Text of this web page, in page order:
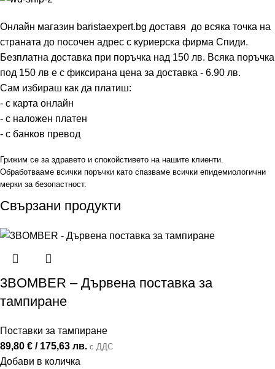
Онлайн магазин baristaexpert.bg доставя до всяка точка на
страната до посочен адрес с куриерска фирма Спиди.
Безплатна доставка при поръчка над 150 лв. Всяка поръчка
под 150 лв е с фиксирана цена за доставка - 6.90 лв.
Сам избираш как да платиш:
- с карта онлайн
- с наложен платен
- с банков превод
Грижим се за здравето и спокойстивето на нашите клиенти.
Обработвааме всички поръчки като спазваме всички епидемиологични
мерки за безопастност.
Свързани продукти
3BOMBER – Дървена поставка за
тампиране
Поставки за тампиране
89,80 € / 175,63 лв. с ДДС
Добави в количка